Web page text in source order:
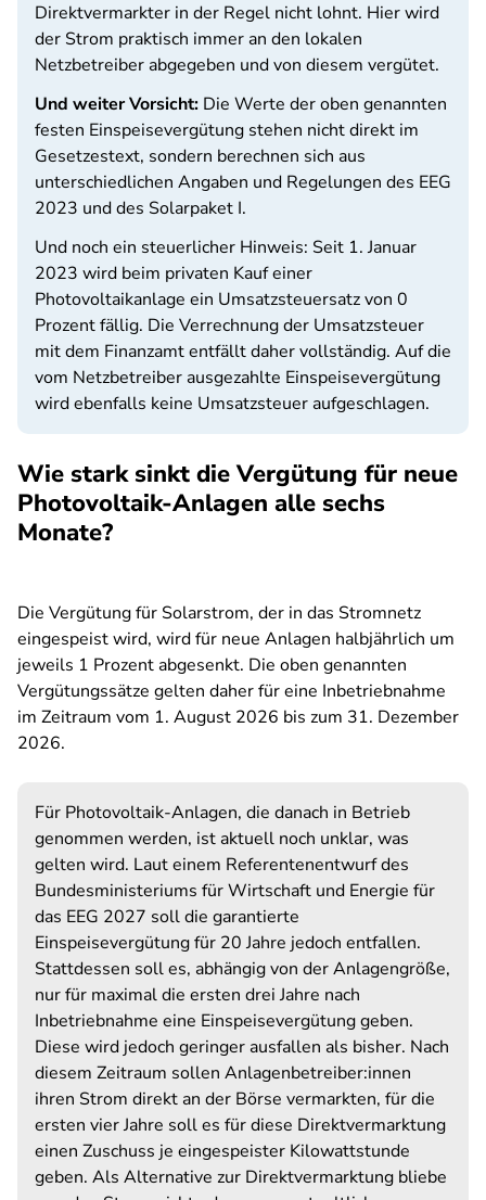
Direktvermarkter in der Regel nicht lohnt. Hier wird
der Strom praktisch immer an den lokalen
Netzbetreiber abgegeben und von diesem vergütet.
Und weiter Vorsicht: Die Werte der oben genannten
festen Einspeisevergütung stehen nicht direkt im
Gesetzestext, sondern berechnen sich aus
unterschiedlichen Angaben und Regelungen des EEG
2023 und des Solarpaket I.
Und noch ein steuerlicher Hinweis: Seit 1. Januar
2023 wird beim privaten Kauf einer
Photovoltaikanlage ein Umsatzsteuersatz von 0
Prozent fällig. Die Verrechnung der Umsatzsteuer
mit dem Finanzamt entfällt daher vollständig. Auf die
vom Netzbetreiber ausgezahlte Einspeisevergütung
wird ebenfalls keine Umsatzsteuer aufgeschlagen.
Wie stark sinkt die Vergütung für neue
Photovoltaik-Anlagen alle sechs
Monate?
Die Vergütung für Solarstrom, der in das Stromnetz
eingespeist wird, wird für neue Anlagen halbjährlich um
jeweils 1 Prozent abgesenkt. Die oben genannten
Vergütungssätze gelten daher für eine Inbetriebnahme
im Zeitraum vom 1. August 2026 bis zum 31. Dezember
2026.
Für Photovoltaik-Anlagen, die danach in Betrieb
genommen werden, ist aktuell noch unklar, was
gelten wird. Laut einem Referentenentwurf des
Bundesministeriums für Wirtschaft und Energie für
das EEG 2027 soll die garantierte
Einspeisevergütung für 20 Jahre jedoch entfallen.
Stattdessen soll es, abhängig von der Anlagengröße,
nur für maximal die ersten drei Jahre nach
Inbetriebnahme eine Einspeisevergütung geben.
Diese wird jedoch geringer ausfallen als bisher. Nach
diesem Zeitraum sollen Anlagenbetreiber:innen
ihren Strom direkt an der Börse vermarkten, für die
ersten vier Jahre soll es für diese Direktvermarktung
einen Zuschuss je eingespeister Kilowattstunde
geben. Als Alternative zur Direktvermarktung bliebe